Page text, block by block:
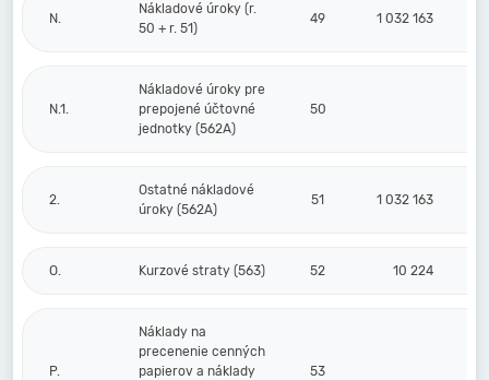
N.
Nákladové úroky (r.
50 + r. 51)
49 1 032 163
N.1.
Nákladové úroky pre
prepojené účtovné
jednotky (562A)
50
2.
Ostatné nákladové
úroky (562A)
51 1 032 163
O. Kurzové straty (563) 52 10 224
P.
Náklady na
precenenie cenných
papierov a náklady
53